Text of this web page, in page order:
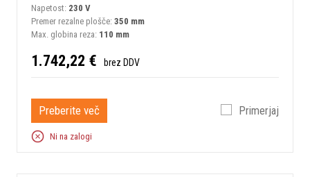
Napetost: 230 V
Premer rezalne plošče: 350 mm
Max. globina reza: 110 mm
1.742,22 € brez DDV
Preberite več Primerjaj
Ni na zalogi